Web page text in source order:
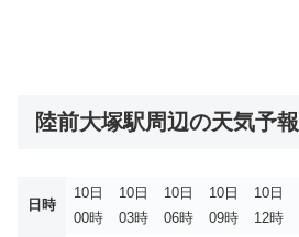
陸前大塚駅周辺の天気予報
日時
10日
00時
10日
03時
10日
06時
10日
09時
10日
12時